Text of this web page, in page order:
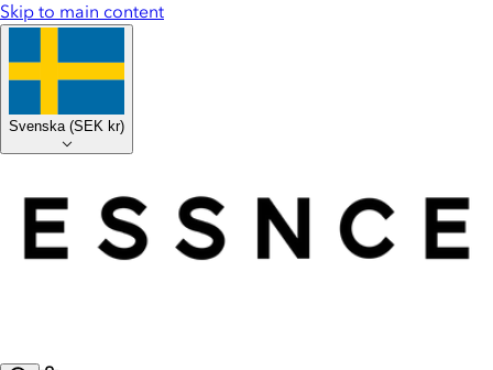
Skip to main content
Svenska (SEK kr)